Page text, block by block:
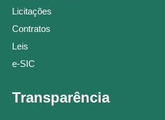
Licitações
Contratos
Leis
e-SIC
Transparência